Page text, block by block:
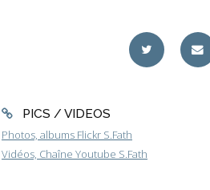
PICS / VIDEOS
Photos, albums Flickr S.Fath
Vidéos, Chaîne Youtube S.Fath